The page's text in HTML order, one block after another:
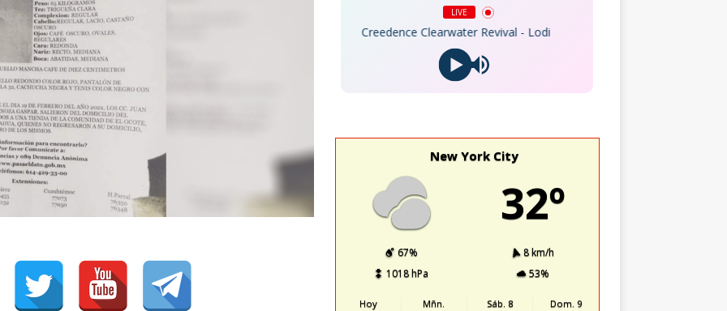
LIVE
Creedence Clearwater Revival - Lodi
New York City
32º
67%
8 km/h
1018 hPa
53%
Hoy
Mñn.
Sáb. 8
Dom. 9